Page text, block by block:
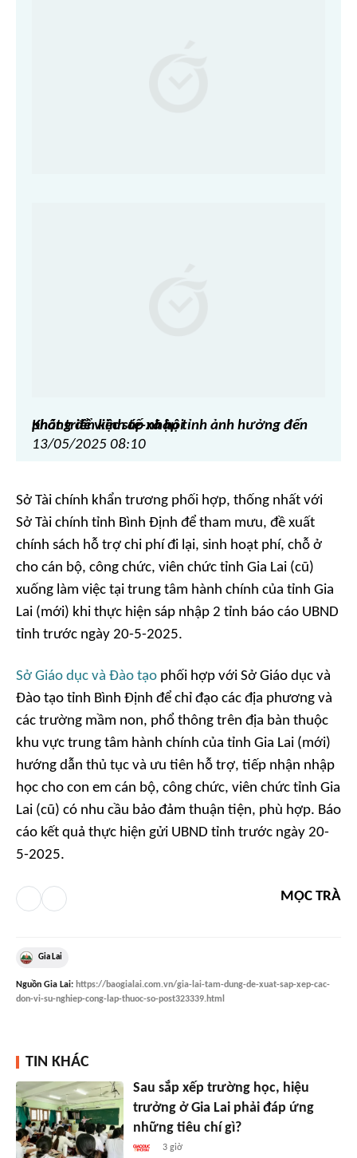
Không để việc sáp nhập tỉnh ảnh hưởng đến phát triển kinh tế-xã hội
13/05/2025 08:10
Sở Tài chính khẩn trương phối hợp, thống nhất với
Sở Tài chính tỉnh Bình Định để tham mưu, đề xuất
chính sách hỗ trợ chi phí đi lại, sinh hoạt phí, chỗ ở
cho cán bộ, công chức, viên chức tỉnh Gia Lai (cũ)
xuống làm việc tại trung tâm hành chính của tỉnh Gia
Lai (mới) khi thực hiện sáp nhập 2 tỉnh báo cáo UBND
tỉnh trước ngày 20-5-2025.
Sở Giáo dục và Đào tạo phối hợp với Sở Giáo dục và
Đào tạo tỉnh Bình Định để chỉ đạo các địa phương và
các trường mầm non, phổ thông trên địa bàn thuộc
khu vực trung tâm hành chính của tỉnh Gia Lai (mới)
hướng dẫn thủ tục và ưu tiên hỗ trợ, tiếp nhận nhập
học cho con em cán bộ, công chức, viên chức tỉnh Gia
Lai (cũ) có nhu cầu bảo đảm thuận tiện, phù hợp. Báo
cáo kết quả thực hiện gửi UBND tỉnh trước ngày 20-
5-2025.
MỘC TRÀ
Gia Lai
Nguồn Gia Lai: https://baogialai.com.vn/gia-lai-tam-dung-de-xuat-sap-xep-cac-
don-vi-su-nghiep-cong-lap-thuoc-so-post323339.html
TIN KHÁC
Sau sắp xếp trường học, hiệu
trưởng ở Gia Lai phải đáp ứng
những tiêu chí gì?
3 giờ